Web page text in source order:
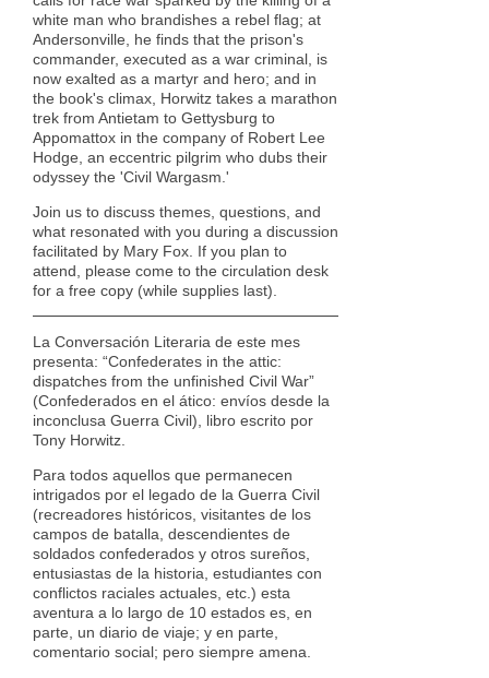
white man who brandishes a rebel flag; at
Andersonville, he finds that the prison's
commander, executed as a war criminal, is
now exalted as a martyr and hero; and in
the book's climax, Horwitz takes a marathon
trek from Antietam to Gettysburg to
Appomattox in the company of Robert Lee
Hodge, an eccentric pilgrim who dubs their
odyssey the 'Civil Wargasm.'
Join us to discuss themes, questions, and
what resonated with you during a discussion
facilitated by Mary Fox. If you plan to
attend, please come to the circulation desk
for a free copy (while supplies last).
La Conversación Literaria de este mes
presenta: “Confederates in the attic:
dispatches from the unfinished Civil War”
(Confederados en el ático: envíos desde la
inconclusa Guerra Civil), libro escrito por
Tony Horwitz.
Para todos aquellos que permanecen
intrigados por el legado de la Guerra Civil
(recreadores históricos, visitantes de los
campos de batalla, descendientes de
soldados confederados y otros sureños,
entusiastas de la historia, estudiantes con
conflictos raciales actuales, etc.) esta
aventura a lo largo de 10 estados es, en
parte, un diario de viaje; y en parte,
comentario social; pero siempre amena.